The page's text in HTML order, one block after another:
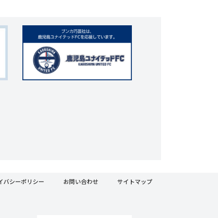
バシーポリシー お問い合わせ サイトマップ